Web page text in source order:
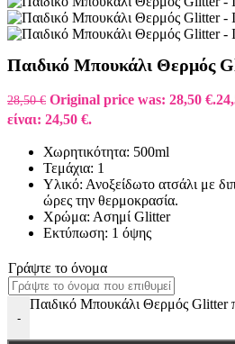
Παιδικό Μπουκάλι Θερμός
28,50€ Original price was: 28,50 €.
είναι: 24,50 €.
Χωρητικότητα: 500ml
Τεμάχια: 1
Υλικό: Ανοξείδωτο ατσάλι με
ώρες την θερμοκρασία.
Χρώμα: Ασημί Glitter
Εκτύπωση: 1 όψης
Γράψτε το όνομα
-
Παιδικό Μπουκάλι Θερμός Glitter